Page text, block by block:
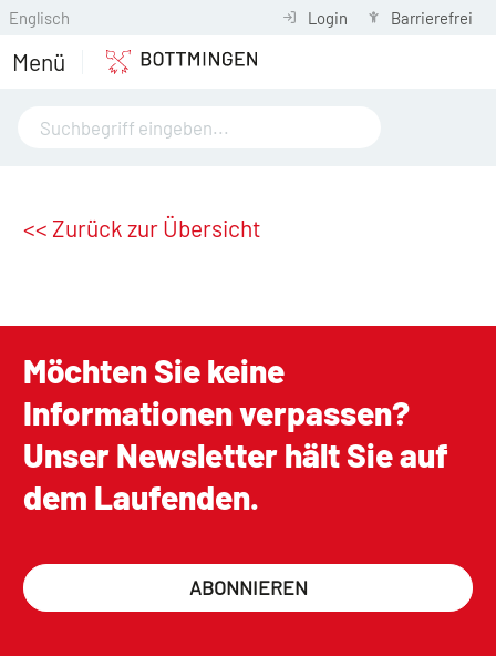
Englisch Login Barrierefrei
Menü
<< Zurück zur Übersicht
Möchten Sie keine
Informationen verpassen?
Unser Newsletter hält Sie auf
dem Laufenden.
ABONNIEREN